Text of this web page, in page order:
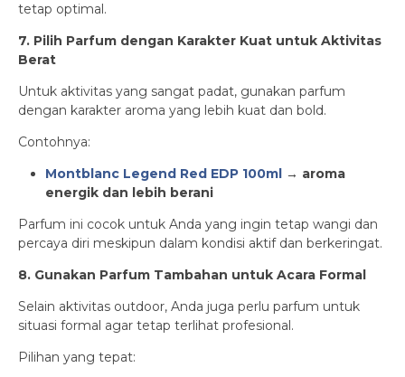
tetap optimal.
7. Pilih Parfum dengan Karakter Kuat untuk Aktivitas
Berat
Untuk aktivitas yang sangat padat, gunakan parfum
dengan karakter aroma yang lebih kuat dan bold.
Contohnya:
Montblanc Legend Red EDP 100ml → aroma
energik dan lebih berani
Parfum ini cocok untuk Anda yang ingin tetap wangi dan
percaya diri meskipun dalam kondisi aktif dan berkeringat.
8. Gunakan Parfum Tambahan untuk Acara Formal
Selain aktivitas outdoor, Anda juga perlu parfum untuk
situasi formal agar tetap terlihat profesional.
Pilihan yang tepat: